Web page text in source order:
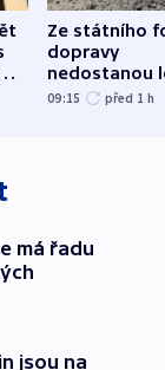
Ze státního
dopravy
nedostanou
kraje na
09:15 před 1 h
má řadu
jsou na